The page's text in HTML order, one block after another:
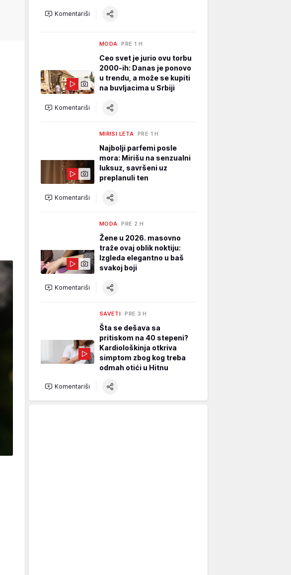
Komentariši
MODA PRE 1 H
Ceo svet je jurio ovu torbu
2000-ih: Danas je ponovo
u trendu, a može se kupiti
na buvljacima u Srbiji
Komentariši
MIRISI LETA PRE 1 H
Najbolji parfemi posle
mora: Mirišu na senzualni
luksuz, savršeni uz
preplanuli ten
Komentariši
MODA PRE 2 H
Žene u 2026. masovno
traže ovaj oblik noktiju:
Izgleda elegantno u baš
svakoj boji
Komentariši
SAVETI PRE 3 H
Šta se dešava sa
pritiskom na 40 stepeni?
Kardiološkinja otkriva
simptom zbog kog treba
odmah otići u Hitnu
Komentariši